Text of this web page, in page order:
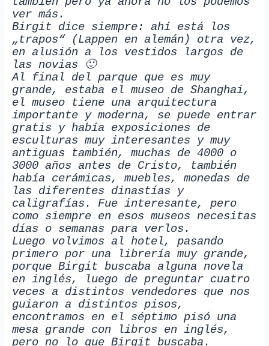
ver más.
Birgit dice siempre: ahí está los
„trapos“ (Lappen en alemán) otra vez,
en alusión a los vestidos largos de
las novias 🙂
Al final del parque que es muy
grande, estaba el museo de Shanghai,
el museo tiene una arquitectura
importante y moderna, se puede entrar
gratis y había exposiciones de
esculturas muy interesantes y muy
antiguas también, muchas de 4000 o
3000 años antes de Cristo, también
había cerámicas, muebles, monedas de
las diferentes dinastías y
caligrafías. Fue interesante, pero
como siempre en esos museos necesitas
días o semanas para verlos.
Luego volvimos al hotel, pasando
primero por una librería muy grande,
porque Birgit buscaba alguna novela
en inglés, luego de preguntar cuatro
veces a distintos vendedores que nos
guiaron a distintos pisos,
encontramos en el séptimo pisó una
mesa grande con libros en inglés,
pero no lo que Birgit buscaba.